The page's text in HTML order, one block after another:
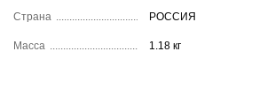
Страна РОССИЯ
Масса 1.18 кг